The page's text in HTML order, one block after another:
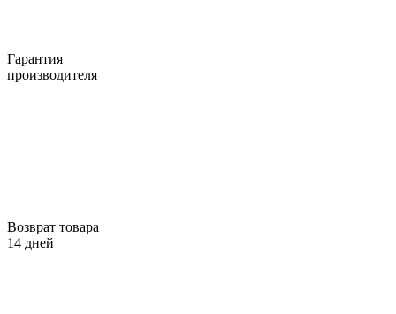
Гарантия
производителя
Возврат товара
14 дней